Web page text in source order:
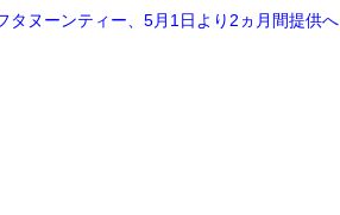
タヌーンティー、5月1日より2ヵ月間提供へ